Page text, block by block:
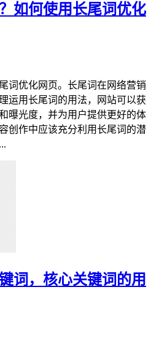
如何使用长尾词优化
词优化网页。长尾词在网络营销
运用长尾词的用法，网站可以获
曝光度，并为用户提供更好的体
创作中应该充分利用长尾词的潜
词，核心关键词的用